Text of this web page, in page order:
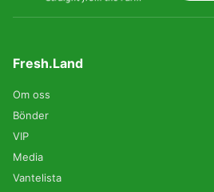
Fresh.Land
Om oss
Bönder
VIP
Media
Vantelista